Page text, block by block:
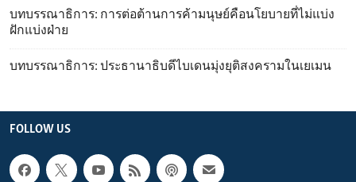
บทบรรณาธิการ: การต่อต้านการค้ามนุษย์คือนโยบายที่ไม่แบ่ง
ฝักแบ่งฝ่าย
บทบรรณาธิการ: ประธานาธิบดีไบเดนมุ่งยุติสงครามในเยเมน
FOLLOW US